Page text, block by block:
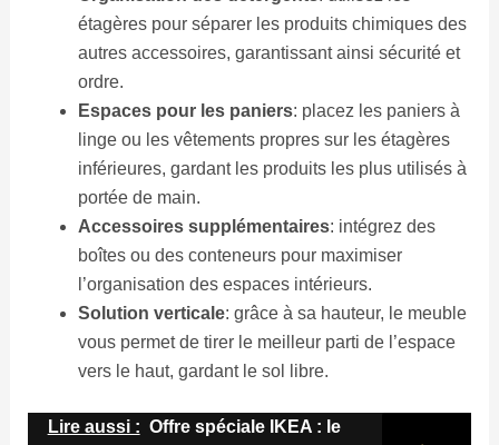
étagères pour séparer les produits chimiques des
autres accessoires, garantissant ainsi sécurité et
ordre.
Espaces pour les paniers: placez les paniers à
linge ou les vêtements propres sur les étagères
inférieures, gardant les produits les plus utilisés à
portée de main.
Accessoires supplémentaires: intégrez des
boîtes ou des conteneurs pour maximiser
l’organisation des espaces intérieurs.
Solution verticale: grâce à sa hauteur, le meuble
vous permet de tirer le meilleur parti de l’espace
vers le haut, gardant le sol libre.
Lire aussi : Offre spéciale IKEA : le